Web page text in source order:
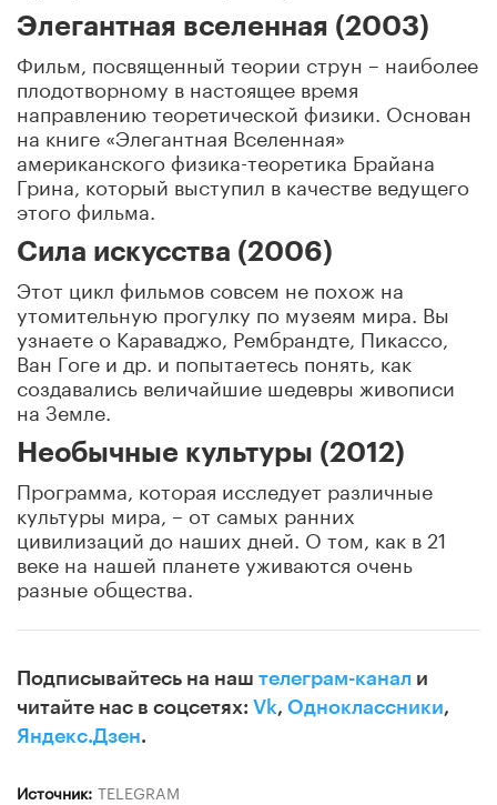
Элегантная вселенная (2003)
Фильм, посвященный теории струн – наиболее
плодотворному в настоящее время
направлению теоретической физики. Основан
на книге «Элегантная Вселенная»
американского физика-теоретика Брайана
Грина, который выступил в качестве ведущего
этого фильма.
Сила искусства (2006)
Этот цикл фильмов совсем не похож на
утомительную прогулку по музеям мира. Вы
узнаете о Караваджо, Рембрандте, Пикассо,
Ван Гоге и др. и попытаетесь понять, как
создавались величайшие шедевры живописи
на Земле.
Необычные культуры (2012)
Программа, которая исследует различные
культуры мира, – от самых ранних
цивилизаций до наших дней. О том, как в 21
веке на нашей планете уживаются очень
разные общества.
Подписывайтесь на наш телеграм-канал и
читайте нас в соцсетях: Vk, Одноклассники,
Яндекс.Дзен.
Источник: TELEGRAM